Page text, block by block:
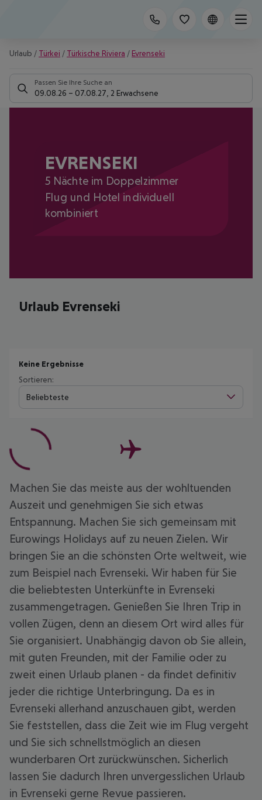
Urlaub / Türkei / Türkische Riviera / Evrenseki
Passen Sie Ihre Suche an
09.08.26 – 07.08.27 2 Erwachsene
EVRENSEKI
5 Nächte im Doppelzimmer
Flug und Hotel individuell
kombiniert
Urlaub Evrenseki
Keine Ergebnisse
Sortieren:
Beliebteste
Machen Sie das meiste aus der wohltuenden
Auszeit und genehmigen Sie sich etwas
Entspannung. Machen Sie sich gemeinsam mit
Eurowings Holidays auf zu neuen Zielen. Wir
bringen Sie an die schönsten Orte weltweit, wie
zum Beispiel nach Evrenseki. Wir haben für Sie
die beliebtesten Unterkünfte in Evrenseki
zusammengetragen. Genießen Sie Ihren Trip in
vollen Zügen, denn an diesem Ort wird alles für
Sie organisiert. Unabhängig davon ob Sie allein,
mit guten Freunden, mit der Familie oder zu
zweit einen Urlaub planen - da findet definitiv
jeder die richtige Unterbringung. Da es in
Evrenseki allerhand anzuschauen gibt, werden
Sie feststellen, dass die Zeit wie im Flug vergeht
und Sie sich schnellstmöglich an diesen
wunderbaren Ort zurückwünschen. Sicherlich
lassen Sie dadurch Ihren unvergesslichen Urlaub
in Evrenseki gerne Revue passieren.